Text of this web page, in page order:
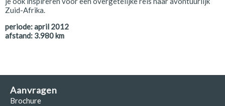
Zuid-Afrika.
periode:april 2012
afstand: 3.980km
Aanvragen
Brochure